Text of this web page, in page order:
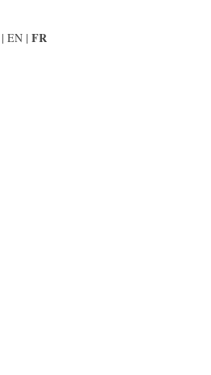
| EN | FR